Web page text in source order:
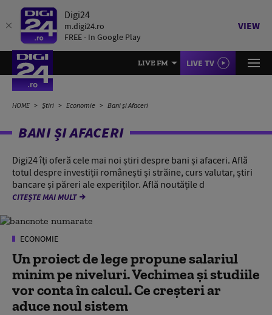
Digi24
m.digi24.ro
FREE - In Google Play
VIEW
LIVE FM LIVE TV
HOME Știri Economie Bani și Afaceri
BANI ȘI AFACERI
Digi24 îți oferă cele mai noi știri despre bani și afaceri. Află
totul despre investiții românești și străine, curs valutar, știri
bancare și păreri ale experiților. Află noutățile d
CITEȘTE MAI MULT
ECONOMIE
Un proiect de lege propune salariul
minim pe niveluri. Vechimea și studiile
vor conta în calcul. Ce creșteri ar
aduce noul sistem